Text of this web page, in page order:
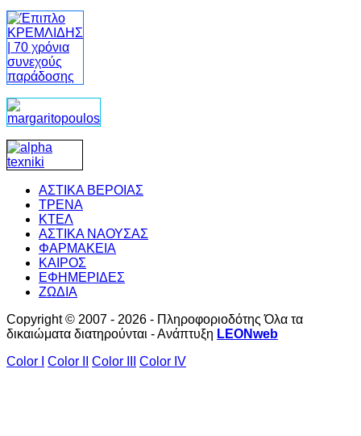
ΑΣΤΙΚΑ ΒΕΡΟΙΑΣ
ΤΡΕΝΑ
ΚΤΕΛ
ΑΣΤΙΚΑ ΝΑΟΥΣΑΣ
ΦΑΡΜΑΚΕΙΑ
ΚΑΙΡΟΣ
ΕΦΗΜΕΡΙΔΕΣ
ΖΩΔΙΑ
Copyright © 2007 - 2026 - Πληροφοριοδότης Όλα τα
δικαιώματα διατηρούνται - Ανάπτυξη LEONweb
Color I
Color II Color III Color IV